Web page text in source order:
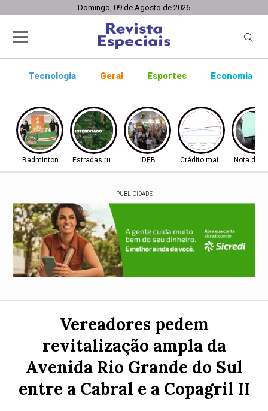
Domingo, 09 de Agosto de 2026
Tecnologia Geral Esportes Economia
Badminton Estradas rurais IDEB Crédito mais difícilNota do
PUBLICIDADE
Vereadores pedem
revitalização ampla da
Avenida Rio Grande do Sul
entre a Cabral e a Copagril II